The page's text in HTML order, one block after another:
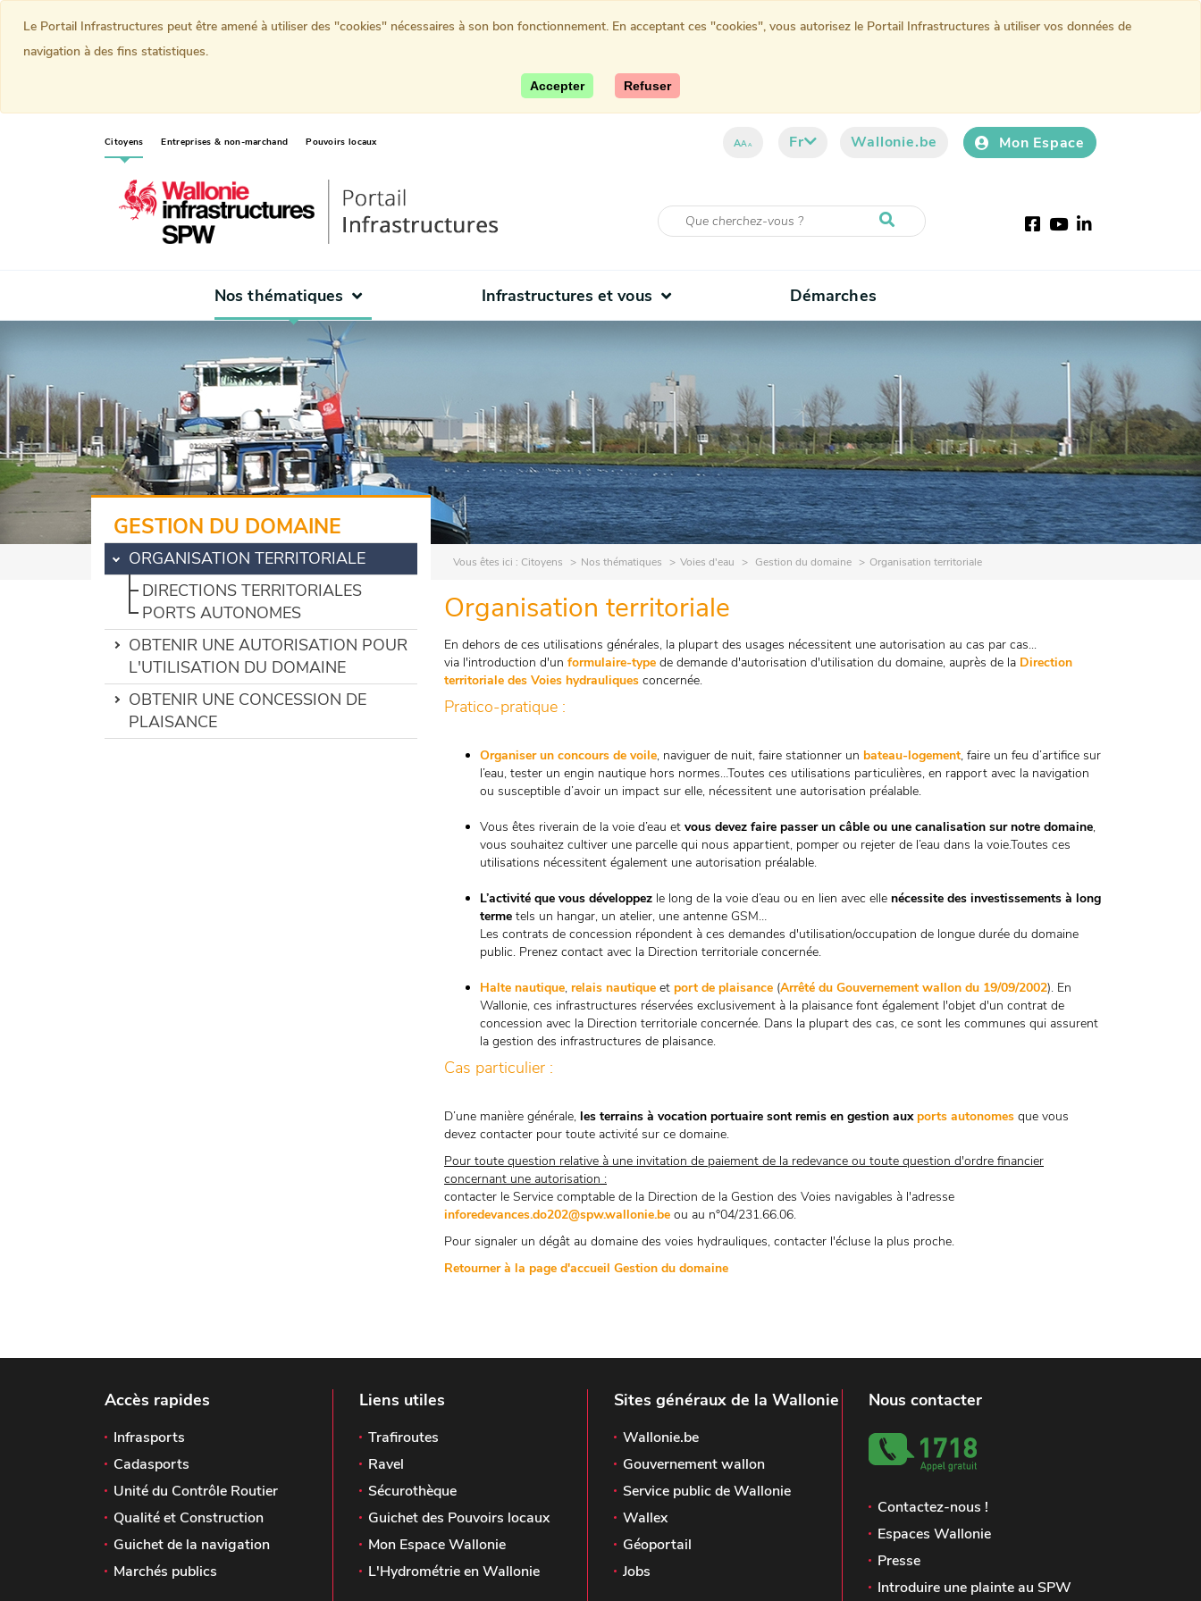
Citoyens(current)Entreprises & non-marchand Pouvoirs locaux AAA Fr Wallonie.be Mon Espace
Facebook
YoutubeLinkedIn
Nos thématiques Infrastructures et vous Démarches
Vous êtes ici : Citoyens Nos thématiques Voies d'eau Gestion du domaine Organisation territoriale
GESTION DU DOMAINE
ORGANISATION TERRITORIALE
DIRECTIONS TERRITORIALES
PORTS AUTONOMES
OBTENIR UNE AUTORISATION POUR
L'UTILISATION DU DOMAINE
OBTENIR UNE CONCESSION DE
PLAISANCE
Organisation territoriale
En dehors de ces utilisations générales, la plupart des usages nécessitent une autorisation au cas par cas...
via l'introduction d'un formulaire-type de demande d'autorisation d'utilisation du domaine, auprès de la Direction
territoriale des Voies hydrauliques concernée.
Pratico-pratique :
Organiser un concours de voile, naviguer de nuit, faire stationner un bateau-logement, faire un feu d’artifice sur
l’eau, tester un engin nautique hors normes…Toutes ces utilisations particulières, en rapport avec la navigation
ou susceptible d’avoir un impact sur elle, nécessitent une autorisation préalable.
Vous êtes riverain de la voie d’eau et vous devez faire passer un câble ou une canalisation sur notre domaine,
vous souhaitez cultiver une parcelle qui nous appartient, pomper ou rejeter de l’eau dans la voie.Toutes ces
utilisations nécessitent également une autorisation préalable.
L’activité que vous développez le long de la voie d’eau ou en lien avec elle nécessite des investissements à long
terme tels un hangar, un atelier, une antenne GSM…
Les contrats de concession répondent à ces demandes d'utilisation/occupation de longue durée du domaine
public. Prenez contact avec la Direction territoriale concernée.
Halte nautique, relais nautique et port de plaisance (Arrêté du Gouvernement wallon du 19/09/2002). En
Wallonie, ces infrastructures réservées exclusivement à la plaisance font également l'objet d'un contrat de
concession avec la Direction territoriale concernée. Dans la plupart des cas, ce sont les communes qui assurent
la gestion des infrastructures de plaisance.
Cas particulier :
D’une manière générale, les terrains à vocation portuaire sont remis en gestion auxports autonomes que vous
devez contacter pour toute activité sur ce domaine.
Pour toute question relative à une invitation de paiement de la redevance ou toute question d'ordre financier
concernant une autorisation :
contacter le Service comptable de la Direction de la Gestion des Voies navigables à l'adresse
inforedevances.do202@spw.wallonie.be ou au n°04/231.66.06.
Pour signaler un dégât au domaine des voies hydrauliques, contacter l'écluse la plus proche.
Retourner à la page d'accueil Gestion du domaine
Accès rapides
Infrasports
Cadasports
Unité du Contrôle Routier
Qualité et Construction
Guichet de la navigation
Marchés publics
Liens utiles
Trafiroutes
Ravel
Sécurothèque
Guichet des Pouvoirs locaux
Mon Espace Wallonie
L'Hydrométrie en Wallonie
Sites généraux de la Wallonie
Wallonie.be
Gouvernement wallon
Service public de Wallonie
Wallex
Géoportail
Jobs
Nous contacter
Contactez-nous !
Espaces Wallonie
Presse
Introduire une plainte au SPW
Le Portail Infrastructures peut être amené à utiliser des "cookies" nécessaires à son bon fonctionnement. En acceptant ces "cookies", vous autorisez le Portail Infrastructures à utiliser vos données de
navigation à des fins statistiques.
Accepter Refuser